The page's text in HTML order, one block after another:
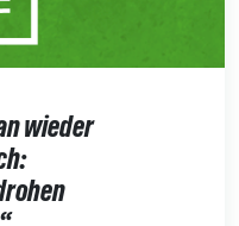
wieder